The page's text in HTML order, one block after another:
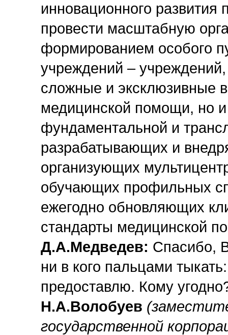
инновационного
провести масштабную
формированием особого
учреждений –
сложные и эксклюзивные
медицинской помощи, но
фундаментальной и
разрабатывающих и
организующих
обучающих профильных
ежегодно обновляющих
стандарты медицинской
Д.А.Медведев: Спасибо,
ни в кого пальцами
предоставлю. Кому
Н.А.Волобуев
государственной